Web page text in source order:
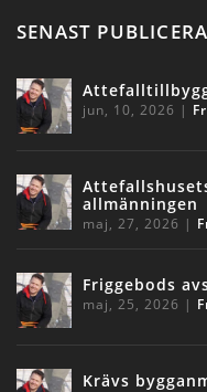
SENAST
jun, 10, 2026 |
allmänningen
maj, 27, 2026 |
Friggebods
maj, 25, 2026 |
Krävs